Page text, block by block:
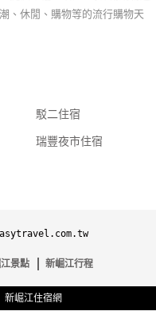
、休閒、購物等的流行購物天
駁二住宿
瑞豐夜市住宿
景點 新崛江行程
新崛江住宿網